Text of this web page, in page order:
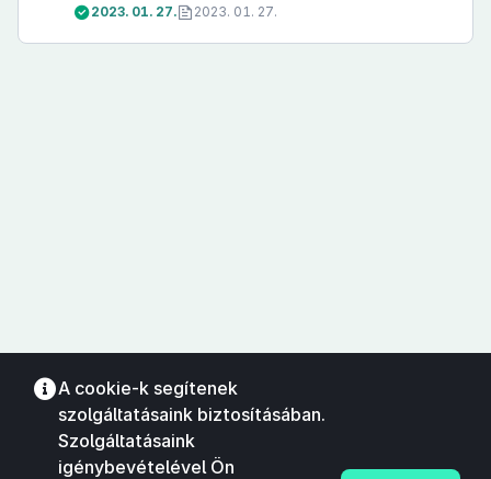
2023. 01. 27. 2023. 01. 27.
A cookie-k segítenek
szolgáltatásaink biztosításában.
Szolgáltatásaink
igénybevételével Ön